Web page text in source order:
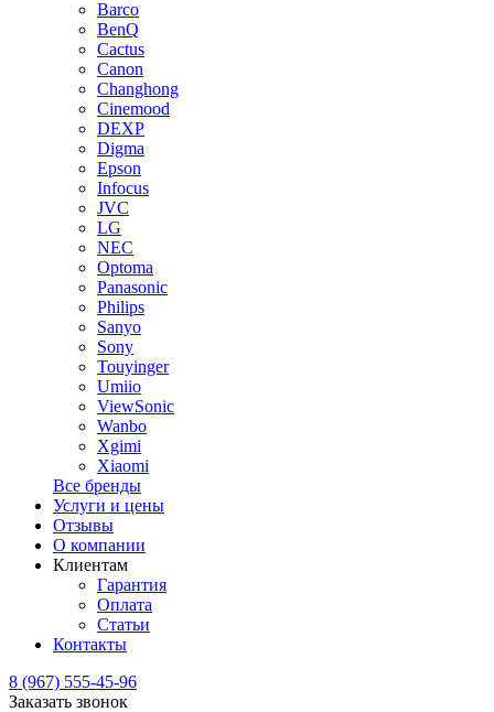
Barco
BenQ
Cactus
Canon
Changhong
Cinemood
DEXP
Digma
Epson
Infocus
JVC
LG
NEC
Optoma
Panasonic
Philips
Sanyo
Sony
Touyinger
Umiio
ViewSonic
Wanbo
Xgimi
Xiaomi
Все бренды
Услуги и цены
Отзывы
О компании
Клиентам
Гарантия
Оплата
Статьи
Контакты
8 (967) 555-45-96
Заказать звонок